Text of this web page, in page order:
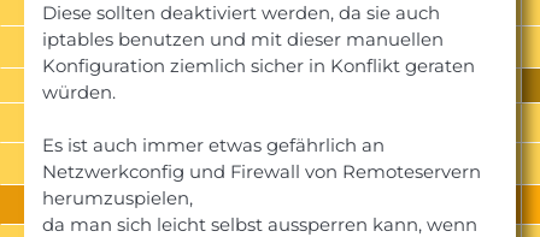
Diese sollten deaktiviert werden, da sie auch
iptables benutzen und mit dieser manuellen
Konfiguration ziemlich sicher in Konflikt geraten
würden.
Es ist auch immer etwas gefährlich an
Netzwerkconfig und Firewall von Remoteservern
herumzuspielen,
da man sich leicht selbst aussperren kann, wenn